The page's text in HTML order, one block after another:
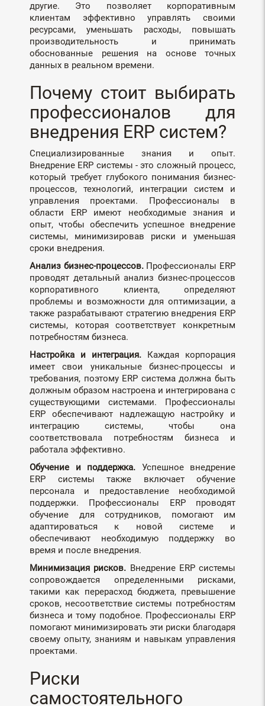
другие. Это позволяет корпоративным
клиентам эффективно управлять своими
ресурсами, уменьшать расходы, повышать
производительность и принимать
обоснованные решения на основе точных
данных в реальном времени.
Почему стоит выбирать
профессионалов для
внедрения ERP систем?
Специализированные знания и опыт.
Внедрение ERP системы - это сложный процесс,
который требует глубокого понимания бизнес-
процессов, технологий, интеграции систем и
управления проектами. Профессионалы в
области ERP имеют необходимые знания и
опыт, чтобы обеспечить успешное внедрение
системы, минимизировав риски и уменьшая
сроки внедрения.
Анализ бизнес-процессов.Профессионалы ERP
проводят детальный анализ бизнес-процессов
корпоративного клиента, определяют
проблемы и возможности для оптимизации, а
также разрабатывают стратегию внедрения ERP
системы, которая соответствует конкретным
потребностям бизнеса.
Настройка и интеграция. Каждая корпорация
имеет свои уникальные бизнес-процессы и
требования, поэтому ERP система должна быть
должным образом настроена и интегрирована с
существующими системами. Профессионалы
ERP обеспечивают надлежащую настройку и
интеграцию системы, чтобы она
соответствовала потребностям бизнеса и
работала эффективно.
Обучение и поддержка. Успешное внедрение
ERP системы также включает обучение
персонала и предоставление необходимой
поддержки. Профессионалы ERP проводят
обучение для сотрудников, помогают им
адаптироваться к новой системе и
обеспечивают необходимую поддержку во
время и после внедрения.
Минимизация рисков. Внедрение ERP системы
сопровождается определенными рисками,
такими как перерасход бюджета, превышение
сроков, несоответствие системы потребностям
бизнеса и тому подобное. Профессионалы ERP
помогают минимизировать эти риски благодаря
своему опыту, знаниям и навыкам управления
проектами.
Риски
самостоятельного